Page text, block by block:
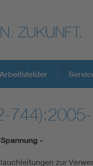
DKE
Blitzschutz: DIN EN
Arbeitsfelder
-
zur